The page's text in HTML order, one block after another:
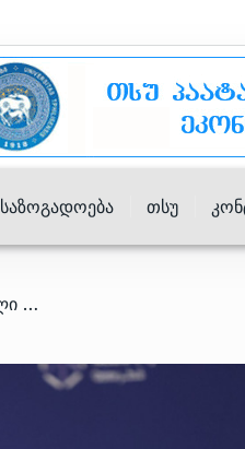
Საზოგადოება Თსუ
/ კვლევების შემდეგ, მთავრობა ახალი აეროპორტის მშენებლობის დაწყებას 2024 წლიდან გეგმავს